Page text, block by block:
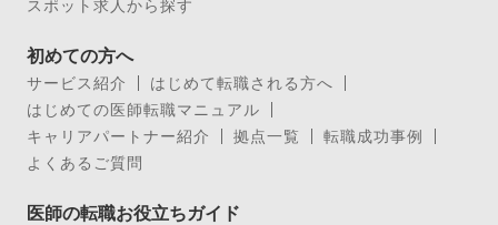
スポット求人から探す
初めての方へ
サービス紹介
はじめて転職される方へ
はじめての医師転職マニュアル
キャリアパートナー紹介
拠点一覧
転職成功事例
よくあるご質問
医師の転職お役立ちガイド